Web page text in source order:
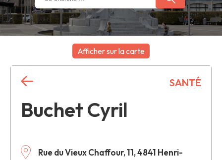
Afficher sur la carte
Buchet Cyril
Rue du Vieux Chaffour, 11, 4841 Henri-
SANTÉ
+
−